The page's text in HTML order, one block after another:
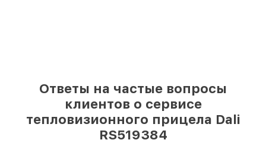
Ответы на частые вопросы
клиентов о сервисе
тепловизионного прицела Dali
RS519384